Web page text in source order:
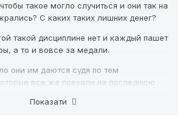
такое могло случиться и они так на
С каких таких лишних денег?
такой дисциплине нет и каждый пашет
а то и вовсе за медали.
они им даются судя по тем
все же поехали на последнюю
Показати